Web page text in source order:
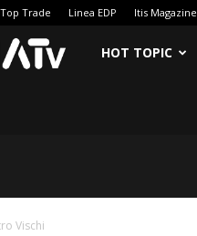
Top Trade Linea EDP Itis Magazine
BitMATv
HOT TOPIC
Vischi